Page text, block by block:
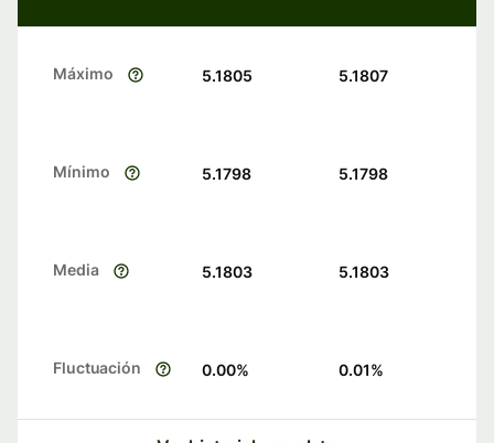
Máximo 5.1805 5.1807
Mínimo 5.1798 5.1798
Media 5.1803 5.1803
Fluctuación 0.00% 0.01%